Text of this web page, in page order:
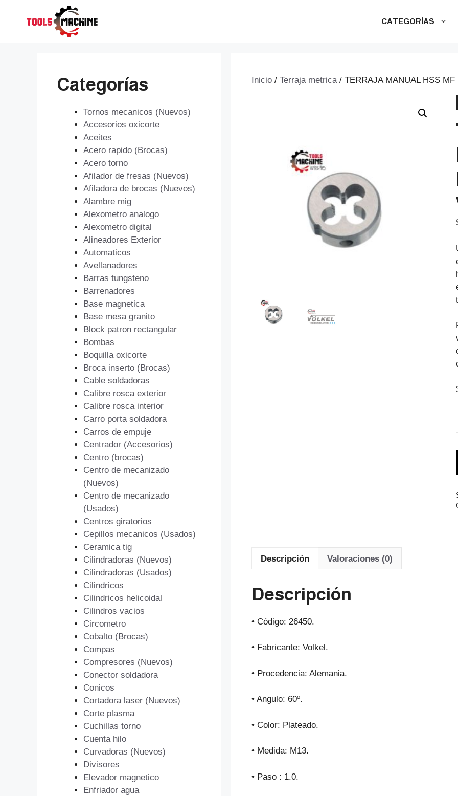
CATEGORÍAS
Inicio / Terraja metrica/ TERRAJA MANUAL HSS MF
Descripción Valoraciones (0)
Descripción
• Código: 26450.
• Fabricante: Volkel.
• Procedencia: Alemania.
• Angulo: 60º.
• Color: Plateado.
• Medida: M13.
• Paso : 1.0.
Categorías
Tornos mecanicos (Nuevos)
Accesorios oxicorte
Aceites
Acero rapido (Brocas)
Acero torno
Afilador de fresas (Nuevos)
Afiladora de brocas (Nuevos)
Alambre mig
Alexometro analogo
Alexometro digital
Alineadores Exterior
Automaticos
Avellanadores
Barras tungsteno
Barrenadores
Base magnetica
Base mesa granito
Block patron rectangular
Bombas
Boquilla oxicorte
Broca inserto (Brocas)
Cable soldadoras
Calibre rosca exterior
Calibre rosca interior
Carro porta soldadora
Carros de empuje
Centrador (Accesorios)
Centro (brocas)
Centro de mecanizado
(Nuevos)
Centro de mecanizado
(Usados)
Centros giratorios
Cepillos mecanicos (Usados)
Ceramica tig
Cilindradoras (Nuevos)
Cilindradoras (Usados)
Cilindricos
Cilindricos helicoidal
Cilindros vacios
Circometro
Cobalto (Brocas)
Compas
Compresores (Nuevos)
Conector soldadora
Conicos
Cortadora laser (Nuevos)
Corte plasma
Cuchillas torno
Cuenta hilo
Curvadoras (Nuevos)
Divisores
Elevador magnetico
Enfriador agua